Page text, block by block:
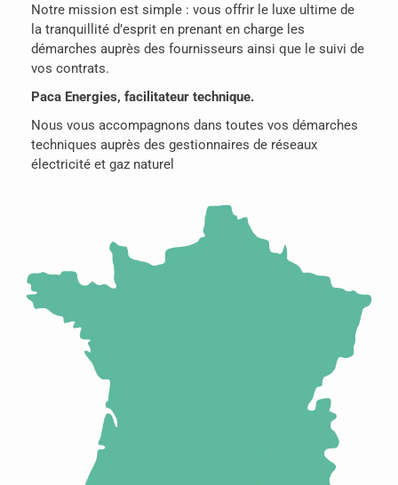
Notre mission est simple : vous offrir le luxe ultime de
la tranquillité d’esprit en prenant en charge les
démarches auprès des fournisseurs ainsi que le suivi de
vos contrats.
Paca Energies, facilitateur technique.
Nous vous accompagnons dans toutes vos démarches
techniques auprès des gestionnaires de réseaux
électricité et gaz naturel